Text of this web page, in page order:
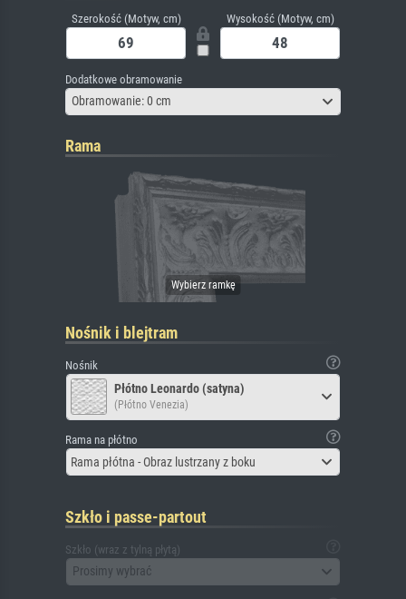
Szerokość (Motyw, cm) Wysokość (Motyw, cm)
Dodatkowe obramowanie
Obramowanie: 0 cm
Rama
Nośnik i blejtram
Nośnik
Płótno Leonardo (satyna)
(Płótno Venezia)
Rama na płótno
Rama płótna - Obraz lustrzany z boku
Szkło i passe-partout
Szkło (wraz z tylną płytą)
Prosimy wybrać